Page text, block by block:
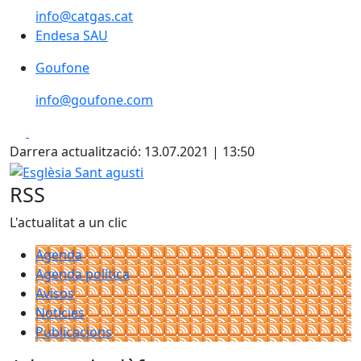
info@catgas.cat
Endesa SAU
Endesa SAU
Goufone
Goufone
info@goufone.com
Darrera actualització: 13.07.2021 | 13:50
Esglèsia Sant agusti
RSS
L'actualitat a un clic
Agenda
Agenda política
Avisos
Notícies
Publicacions